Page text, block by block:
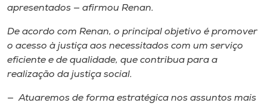
A-
apresentados — afirmou Renan.
De acordo com Renan, o principal objetivo é promover
o acesso à justiça aos necessitados com um serviço
eficiente e de qualidade, que contribua para a
realização da justiça social.
— Atuaremos de forma estratégica nos assuntos mais